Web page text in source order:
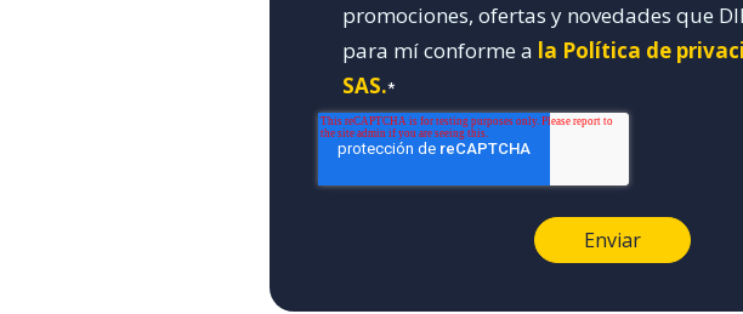
promociones, ofertas y novedades que
para mí conforme a la Política de
SAS.*